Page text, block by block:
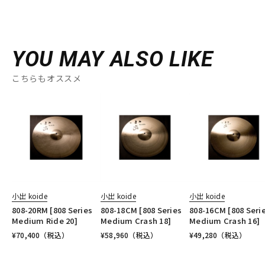
YOU MAY ALSO LIKE
こちらもオススメ
小出 koide
808-20RM [808 Series
Medium Ride 20]
¥70,400 （税込）
小出 koide
808-18CM [808 Series
Medium Crash 18]
¥58,960 （税込）
小出 koide
808-16CM [808
Medium Crash 16]
¥49,280 （税込）